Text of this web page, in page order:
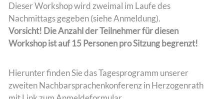
Dieser Workshop wird zweimal im Laufe des
Nachmittags gegeben (siehe Anmeldung).
Vorsicht! Die Anzahl der Teilnehmer für diesen
Workshop ist auf 15 Personen pro Sitzung begrenzt!
Hierunter finden Sie das Tagesprogramm unserer
zweiten Nachbarsprachenkonferenz in Herzogenrath